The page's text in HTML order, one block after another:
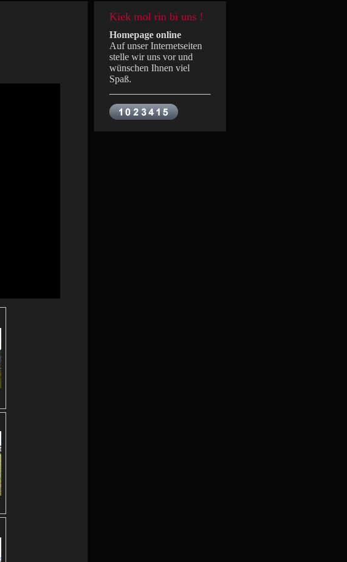
Kiek mol rin bi uns !
Homepage online
Auf unser Internetseiten
stelle wir uns vor und
wünschen Ihnen viel
Spaß.